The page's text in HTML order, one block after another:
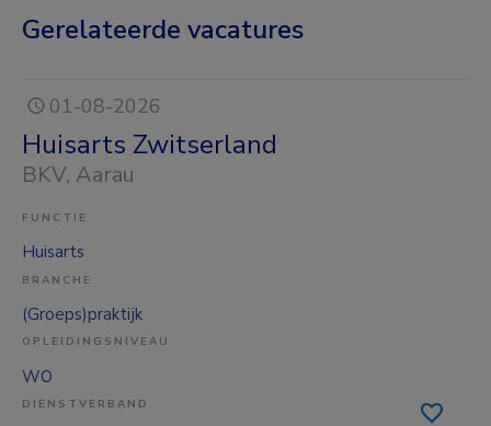
Gerelateerde vacatures
01-08-2026
Huisarts Zwitserland
BKV, Aarau
FUNCTIE
Huisarts
BRANCHE
(Groeps)praktijk
OPLEIDINGSNIVEAU
WO
DIENSTVERBAND